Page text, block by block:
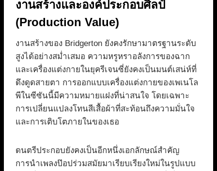
งานสร้างและองค์ประกอบศิลป์
(Production Value)
งานสร้างของ Bridgerton ยังคงรักษามาตรฐานระดับ
สูงได้อย่างสม่ำเสมอ ความหรูหราอลังการของฉาก
และเครื่องแต่งกายในยุครีเจนซี่ยังคงเป็นมนต์เสน่ห์ที่
ดึงดูดสายตา การออกแบบเครื่องแต่งกายของเพเนโล
พีในซีซันนี้มีความหมายแฝงที่น่าสนใจ โดยเฉพาะ
การเปลี่ยนแปลงโทนสีเสื้อผ้าที่สะท้อนถึงความมั่นใจ
และการเติบโตภายในของเธอ
ดนตรีประกอบยังคงเป็นอีกหนึ่งเอกลักษณ์สำคัญ
การนำเพลงป๊อปร่วมสมัยมาเรียบเรียงใหม่ในรูปแบบ